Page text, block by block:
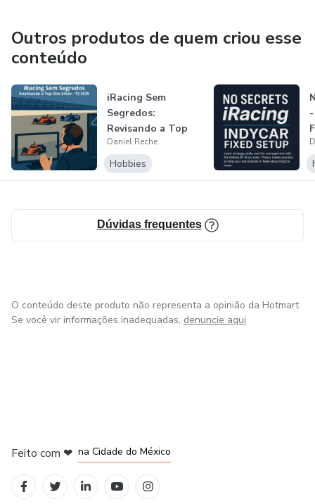
Outros produtos de quem criou esse
conteúdo
iRacing Sem
Segredos:
Revisando a Top
One Silver - T2
2025
Daniel Reche
Hobbies
Dúvidas frequentes
O conteúdo deste produto não representa a opinião da Hotmart.
Se você vir informações inadequadas, denuncie aqui
Feito com ❤ na Cidade do México